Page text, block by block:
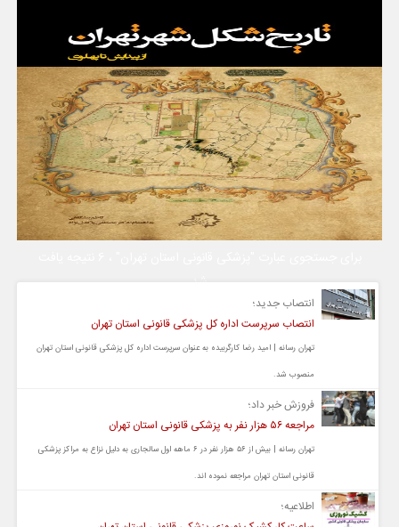
شد
انتصاب جدید؛
انتصاب سرپرست اداره کل پزشکی قانونی استان تهران
تهران رسانه | امید رضا کارگربیده به عنوان سرپرست اداره کل پزشکی قانونی استان تهران
منصوب شد.
فروزش خبر داد؛
مراجعه ۵۶ هزار نفر به پزشکی قانونی استان تهران
تهران رسانه | بیش از ۵۶ هزار نفر در ۶ ماهه اول سالجاری به دلیل نزاع به مراکز پزشکی
قانونی استان تهران مراجعه نموده اند.
اطلاعیه؛